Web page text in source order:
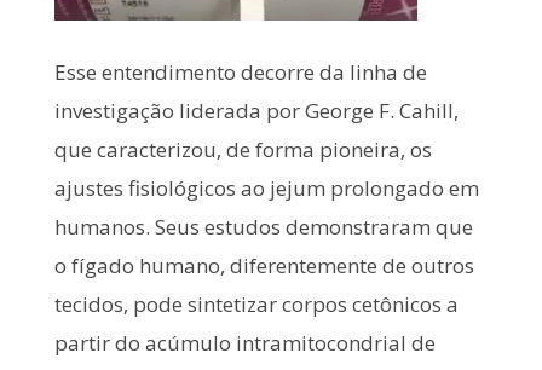
Esse entendimento decorre da linha de
investigação liderada por George F. Cahill,
que caracterizou, de forma pioneira, os
ajustes fisiológicos ao jejum prolongado em
humanos. Seus estudos demonstraram que
o fígado humano, diferentemente de outros
tecidos, pode sintetizar corpos cetônicos a
partir do acúmulo intramitocondrial de